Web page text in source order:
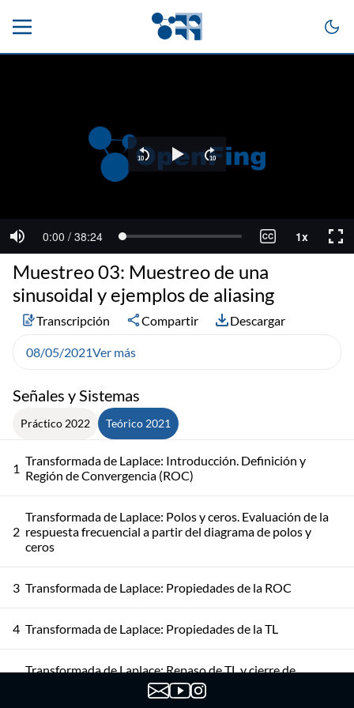
Señales y Sistemas
Práctico 2022 Teórico 2021
1 Transformada de Laplace: Introducción. Definición y
Región de Convergencia (ROC)
2
Transformada de Laplace: Polos y ceros. Evaluación de la
respuesta frecuencial a partir del diagrama de polos y
ceros
3 Transformada de Laplace: Propiedades de la ROC
4 Transformada de Laplace: Propiedades de la TL
5 Transformada de Laplace: Repaso de TL y cierre de
Muestreo 03: Muestreo de una
sinusoidal y ejemplos de aliasing
Transcripción Compartir Descargar
08/05/2021Ver más